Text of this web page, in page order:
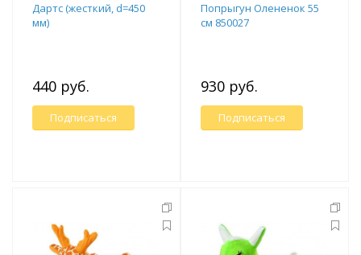
Дартс (жесткий, d=450
мм)
440 руб.
Подписаться
Попрыгун Олененок 55
см 850027
930 руб.
Подписаться